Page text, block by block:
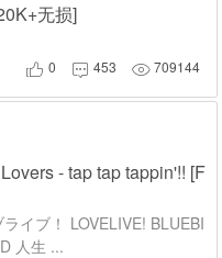
无损]
 0  453 709144
- tap tap tappin'!! [F
イブ！ LOVELIVE! BLUEBI
人生 ...